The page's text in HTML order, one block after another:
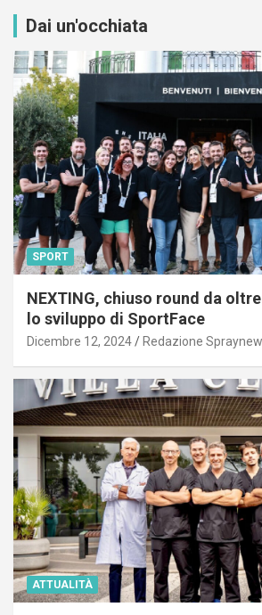
Dai un'occhiata
SPORT
NEXTING, chiuso round da
lo sviluppo di SportFace
Dicembre 12, 2024 Redazione
ATTUALITÀ